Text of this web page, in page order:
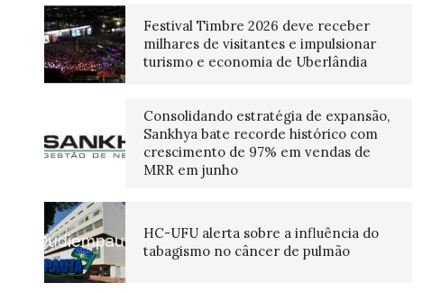
Festival Timbre 2026 deve receber
milhares de visitantes e impulsionar
turismo e economia de Uberlândia
Consolidando estratégia de expansão,
Sankhya bate recorde histórico com
crescimento de 97% em vendas de
MRR em junho
HC-UFU alerta sobre a influência do
tabagismo no câncer de pulmão